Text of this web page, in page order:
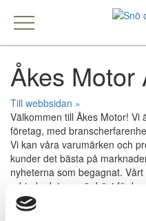
Åkes Motor
Till webbsidan »
Välkommen till Åkes Motor! Vi
företag, med
Vi kan våra varumärken och
kunder det bästa på
nyheterna som begagnat.
erbjuda det som är bäst för
fullserviceverkstad tar sig an
omöjligt. I våra händer kan